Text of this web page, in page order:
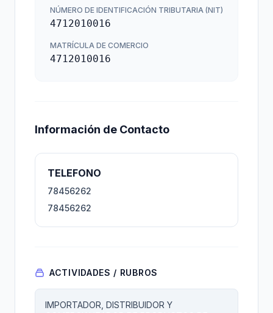
NÚMERO DE IDENTIFICACIÓN TRIBUTARIA (NIT)
4712010016
MATRÍCULA DE COMERCIO
4712010016
Información de Contacto
TELEFONO
78456262
78456262
ACTIVIDADES / RUBROS
IMPORTADOR, DISTRIBUIDOR Y